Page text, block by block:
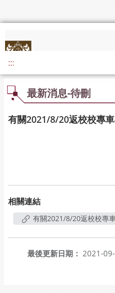
:::
最新消息-待刪
有關2021/8/20返校校專
相關連結
有關2021/8/20返校校專
最後更新日期： 2021-